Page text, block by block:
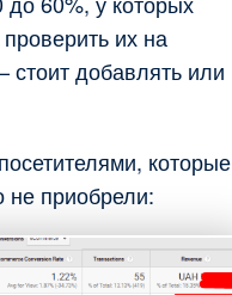
их на
стоит добавлять или
которые
не приобрели: